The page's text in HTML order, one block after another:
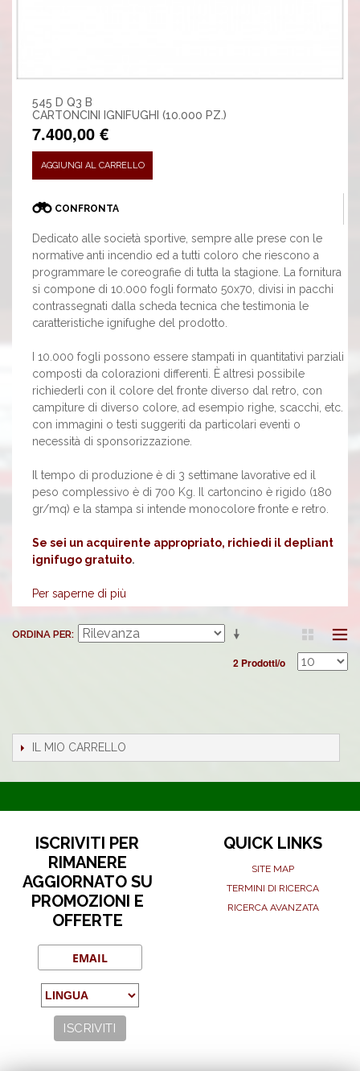
545 D Q3 B
CARTONCINI IGNIFUGHI (10.000 PZ.)
7.400,00 €
AGGIUNGI AL CARRELLO
CONFRONTA
Dedicato alle società sportive, sempre alle prese con le
normative anti incendio ed a tutti coloro che riescono a
programmare le coreografie di tutta la stagione. La fornitura
si compone di 10.000 fogli formato 50x70, divisi in pacchi
contrassegnati dalla scheda tecnica che testimonia le
caratteristiche ignifughe del prodotto.
I 10.000 fogli possono essere stampati in quantitativi parziali
composti da colorazioni differenti. È altresì possibile
richiederli con il colore del fronte diverso dal retro, con
campiture di diverso colore, ad esempio righe, scacchi, etc.
con immagini o testi suggeriti da particolari eventi o
necessità di sponsorizzazione.
Il tempo di produzione è di 3 settimane lavorative ed il
peso complessivo è di 700 Kg. Il cartoncino è rigido (180
gr/mq) e la stampa si intende monocolore fronte e retro.
Se sei un acquirente appropriato, richiedi il depliant
ignifugo gratuito.
Per saperne di più
ORDINA PER
2 Prodotti/o
IL MIO CARRELLO
ISCRIVITI PER
RIMANERE
AGGIORNATO SU
PROMOZIONI E
OFFERTE
QUICK LINKS
SITE MAP
TERMINI DI RICERCA
RICERCA AVANZATA